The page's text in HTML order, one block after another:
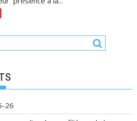
26